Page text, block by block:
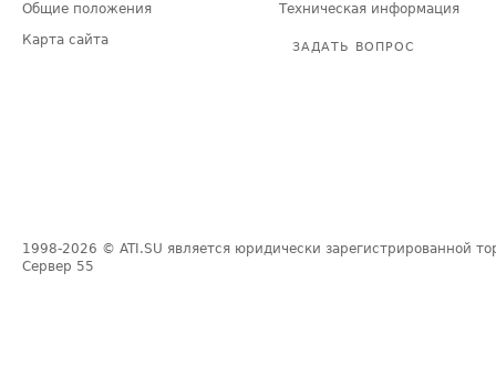
Общие положения
Карта сайта
Техническая информация
ЗАДАТЬ ВОПРОС
1998-2026 © ATI.SU является юридически зарегистрированной
Сервер 55